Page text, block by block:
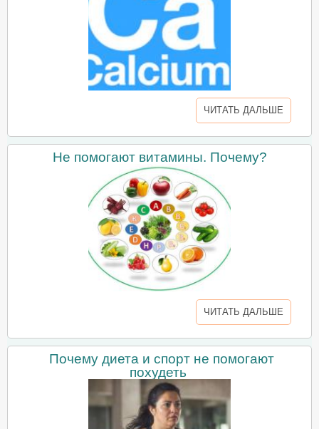
ЧИТАТЬ ДАЛЬШЕ
Не помогают витамины. Почему?
ЧИТАТЬ ДАЛЬШЕ
Почему диета и спорт не помогают
похудеть